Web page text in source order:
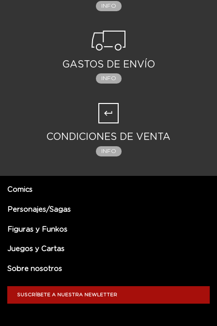
INFO
GASTOS DE ENVÍO
INFO
CONDICIONES DE VENTA
INFO
Comics
Personajes/Sagas
Figuras y Funkos
Juegos y Cartas
Sobre nosotros
SUSCRÍBETE A NUESTRA NEWLETTER